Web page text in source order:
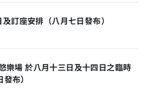
訂座安排（八月七日發布）
樂場 於八月十三日及十四日之臨時
布）